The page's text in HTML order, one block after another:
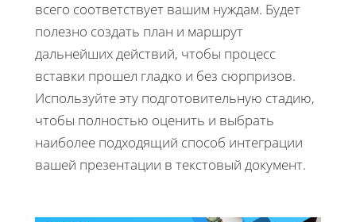
всего соответствует вашим нуждам. Будет
полезно создать план и маршрут
дальнейших действий, чтобы процесс
вставки прошел гладко и без сюрпризов.
Используйте эту подготовительную стадию,
чтобы полностью оценить и выбрать
наиболее подходящий способ интеграции
вашей презентации в текстовый документ.